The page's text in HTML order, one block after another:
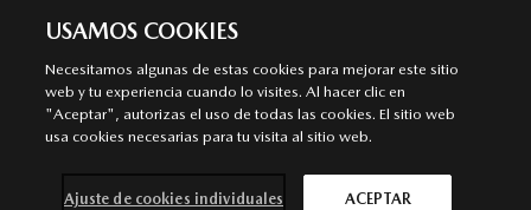
MÁS INFORMACIÓN
MAJADAHONDA
Punto de venta y Servicio Autorizado Mazda
USAMOS COOKIES
Necesitamos algunas de estas cookies para mejorar este sitio
web y tu experiencia cuando lo visites. Al hacer clic en
"Aceptar", autorizas el uso de todas las cookies. El sitio web
usa cookies necesarias para tu visita al sitio web.
Ajuste de cookies individuales ACEPTAR